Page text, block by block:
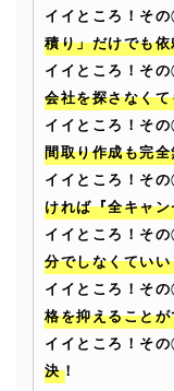
イイところ！そ
積り」だけでも
イイところ！そ
会社を探さなく
イイところ！そ
間取り作成も完全
イイところ！そ
ければ『全キャ
イイところ！そ
分でしなくていい
イイところ！そ
格を抑えることが
イイところ！そ
決！